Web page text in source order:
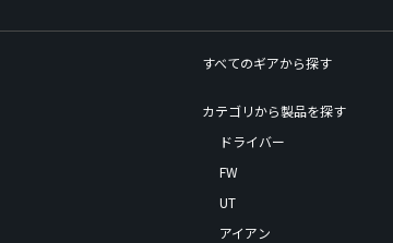
すべてのギアから探す
カテゴリから製品を探す
ドライバー
FW
UT
アイアン